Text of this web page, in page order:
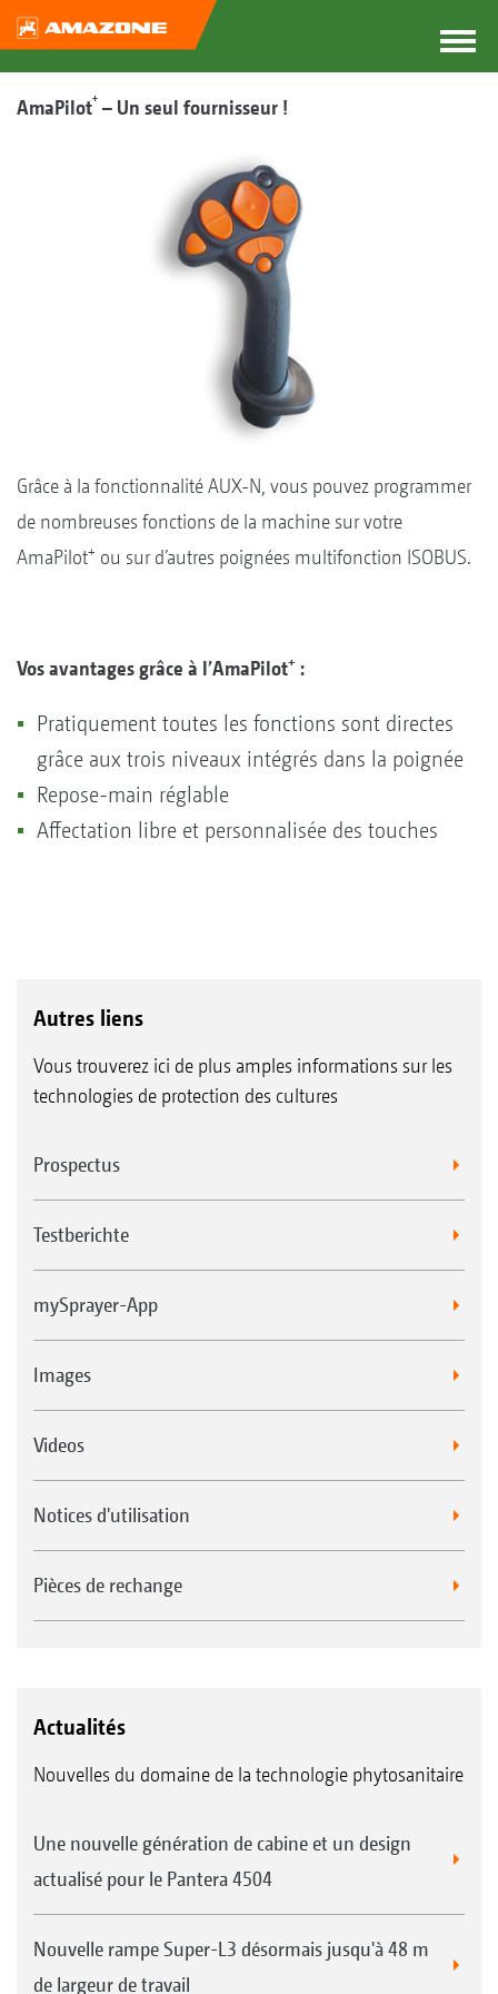
AmaPilot+ – Un seul fournisseur !
Grâce à la fonctionnalité AUX-N, vous pouvez programmer
de nombreuses fonctions de la machine sur votre
AmaPilot+ ou sur d’autres poignées multifonction ISOBUS.
Vos avantages grâce à l’AmaPilot+ :
Pratiquement toutes les fonctions sont directes
grâce aux trois niveaux intégrés dans la poignée
Repose-main réglable
Affectation libre et personnalisée des touches
Autres liens
Vous trouverez ici de plus amples informations sur les
technologies de protection des cultures
Prospectus
Testberichte
mySprayer-App
Images
Videos
Notices d'utilisation
Pièces de rechange
Actualités
Nouvelles du domaine de la technologie phytosanitaire
Une nouvelle génération de cabine et un design
actualisé pour le Pantera 4504
Nouvelle rampe Super-L3 désormais jusqu'à 48 m
de largeur de travail